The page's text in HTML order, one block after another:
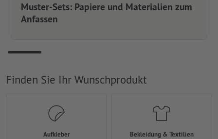
Muster-Sets: Papiere und Materialien zum
Anfassen
Finden Sie Ihr Wunschprodukt
Aufkleber Bekleidung & Textilien